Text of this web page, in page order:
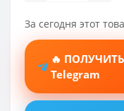
За сегодня этот
🔥
Telegram